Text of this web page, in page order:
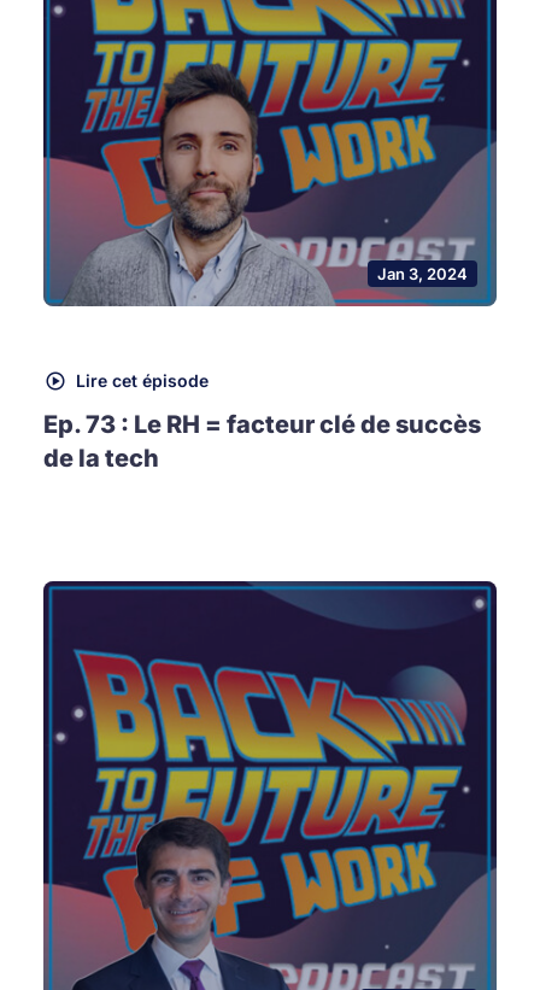
Jan 3, 2024
Lire cet épisode
Ep. 73 : Le RH = facteur clé de succès
de la tech